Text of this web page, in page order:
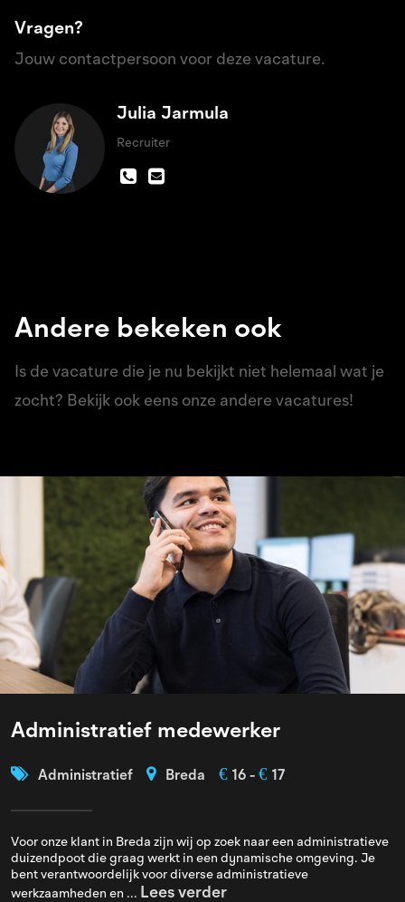
Vragen?
Jouw contactpersoon voor deze vacature.
Julia Jarmula
Recruiter
Andere bekeken ook
Is de vacature die je nu bekijkt niet helemaal wat je
zocht? Bekijk ook eens onze andere vacatures!
Administratief medewerker
Administratief Breda € 16 - € 17
Voor onze klant in Breda zijn wij op zoek naar een administratieve
duizendpoot die graag werkt in een dynamische omgeving. Je
bent verantwoordelijk voor diverse administratieve
werkzaamheden en ... Lees verder